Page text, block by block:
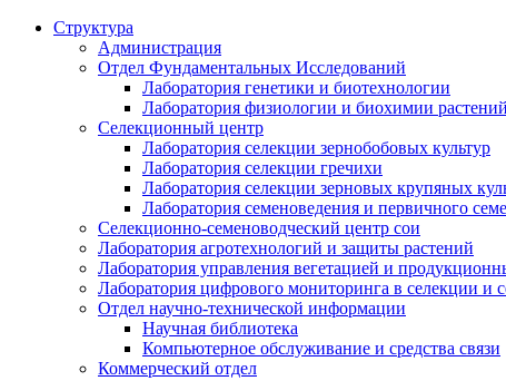
Структура
Администрация
Отдел Фундаментальных Исследований
Лаборатория генетики и биотехнологии
Лаборатория физиологии и биохимии растений
Селекционный центр
Лаборатория селекции зернобобовых культур
Лаборатория селекции гречихи
Лаборатория селекции зерновых крупяных
Лаборатория семеноведения и первичного
Селекционно-семеноводческий центр сои
Лаборатория агротехнологий и защиты растений
Лаборатория управления вегетацией и
Лаборатория цифрового мониторинга в селекции и
Отдел научно-технической информации
Научная библиотека
Компьютерное обслуживание и средства связи
Коммерческий отдел